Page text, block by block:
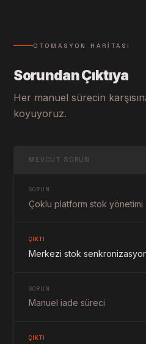
OTOMASYON HARITASI
Sorundan Çıktıya
Her manuel sürecin
koyuyoruz.
MEVCUT SORUN
SORUN
Çoklu platform stok yönetimi
ÇIKTI
Merkezi stok
SORUN
Manuel iade süreci
ÇIKTI